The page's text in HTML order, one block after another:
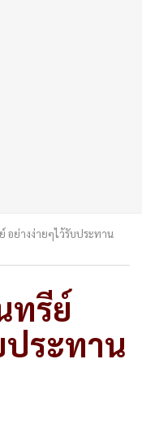
อย่างง่ายๆไว้รับประทาน
ทรีย์
ประทาน